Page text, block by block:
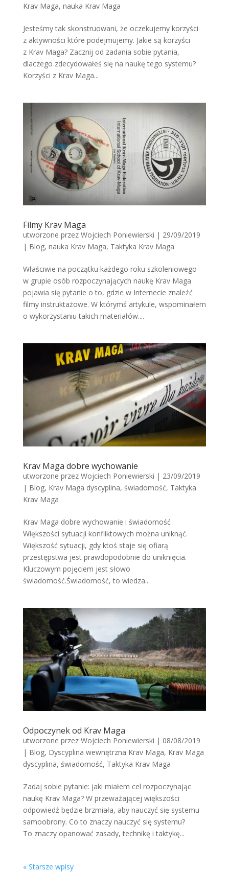
Krav Maga, nauka Krav Maga
Jesteśmy tak skonstruowani, że oczekujemy korzyści
z aktywności które podejmujemy. Jakie są korzyści
z Krav Maga? Zacznij od zadania sobie pytania,
dlaczego zdecydowałeś się na naukę tego systemu?
Korzyści z Krav Maga...
Filmy Krav Maga
utworzone przez Wojciech Poniewierski | 29/09/2019
| Blog, nauka Krav Maga, Taktyka Krav Maga
Właściwie na początku każdego roku szkoleniowego
w grupie osób rozpoczynających naukę Krav Maga
pojawia się pytanie o to, gdzie w Internecie znaleźć
filmy instruktażowe. W którymś artykule, wspominałem
o wykorzystaniu takich materiałów....
Krav Maga dobre wychowanie
utworzone przez Wojciech Poniewierski | 23/09/2019
| Blog, Krav Maga dyscyplina, świadomość, Taktyka
Krav Maga
Krav Maga dobre wychowanie i świadomość
Większości sytuacji konfliktowych można uniknąć.
Większość sytuacji, gdy ktoś staje się ofiarą
przestępstwa jest prawdopodobnie do uniknięcia.
Kluczowym pojęciem jest słowo
świadomość.Świadomość, to wiedza...
Odpoczynek od Krav Maga
utworzone przez Wojciech Poniewierski | 08/08/2019
| Blog, Dyscyplina wewnętrzna Krav Maga, Krav Maga
dyscyplina, świadomość, Taktyka Krav Maga
Zadaj sobie pytanie: jaki miałem cel rozpoczynając
naukę Krav Maga? W przeważającej większości
odpowiedź będzie brzmiała, aby nauczyć się systemu
samoobrony. Co to znaczy nauczyć się systemu?
To znaczy opanować zasady, technikę i taktykę...
« Starsze wpisy